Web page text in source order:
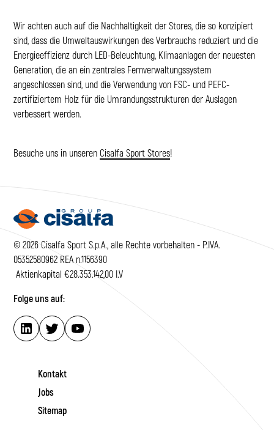
Wir achten auch auf die Nachhaltigkeit der Stores, die so konzipiert
sind, dass die Umweltauswirkungen des Verbrauchs reduziert und die
Energieeffizienz durch LED-Beleuchtung, Klimaanlagen der neuesten
Generation, die an ein zentrales Fernverwaltungssystem
angeschlossen sind, und die Verwendung von FSC- und PEFC-
zertifiziertem Holz für die Umrandungsstrukturen der Auslagen
verbessert werden.
Besuche uns in unseren Cisalfa Sport Stores!
© 2026 Cisalfa Sport S.p.A., alle Rechte vorbehalten - P.IVA.
05352580962 REA n.1156390
Aktienkapital €28.353.142,00 I.V
Folge uns auf:
Kontakt
Jobs
Sitemap